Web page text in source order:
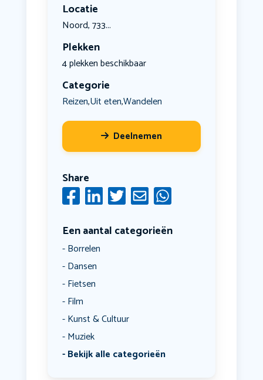
Locatie
Noord, 733...
Plekken
4 plekken beschikbaar
Categorie
Reizen,Uit eten,Wandelen
Deelnemen
Share
Een aantal categorieën
Borrelen
Dansen
Fietsen
Film
Kunst & Cultuur
Muziek
Bekijk alle categorieën